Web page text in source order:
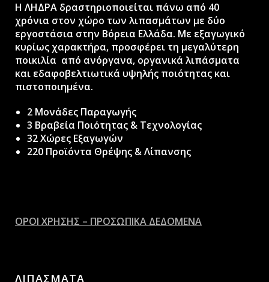
H ΛΗΔΡΑ δραστηριοποιείται πάνω από 40
χρόνια στον χώρο των λιπασμάτων με δύο
εργοστάσια στην Βόρεια Ελλάδα. Με εξαγωγικό
κυρίως χαρακτήρα, προσφέρει τη μεγαλύτερη
ποικιλία από ανόργανα, οργανικά λιπάσματα
και εδαφοβελτιωτικά υψηλής ποιότητας και
πιστοποιημένα.
2 Μονάδες Παραγωγής
3 Βραβεία Ποιότητας & Τεχνολογίας
32 Χώρες Εξαγωγών
220 Προϊόντα Θρέψης & Λίπανσης
ΟΡΟΙ ΧΡΗΣΗΣ – ΠΡΟΣΩΠΙΚΑ ΔΕΔΟΜΕΝΑ
ΛΙΠΑΣΜΑΤΑ